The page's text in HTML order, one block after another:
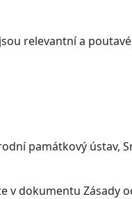
relevantní a
památkový ústav,
v dokumentu Zásady